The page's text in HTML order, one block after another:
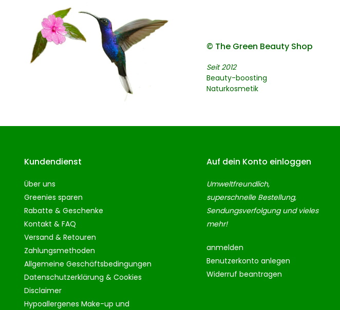
© The Green Beauty Shop
Seit 2012
Beauty-boosting
Naturkosmetik
Kundendienst
Über uns
Greenies sparen
Rabatte & Geschenke
Kontakt & FAQ
Versand & Retouren
Zahlungsmethoden
Allgemeine Geschäftsbedingungen
Datenschutzerklärung & Cookies
Disclaimer
Hypoallergenes Make-up und
Auf dein Konto einloggen
Umweltfreundlich,
superschnelle Bestellung,
Sendungsverfolgung und vieles
mehr!
anmelden
Benutzerkonto anlegen
Widerruf beantragen